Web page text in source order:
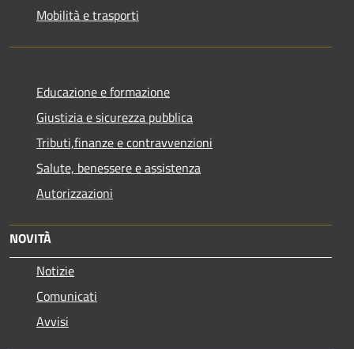
Mobilità e trasporti
Educazione e formazione
Giustizia e sicurezza pubblica
Tributi,finanze e contravvenzioni
Salute, benessere e assistenza
Autorizzazioni
NOVITÀ
Notizie
Comunicati
Avvisi